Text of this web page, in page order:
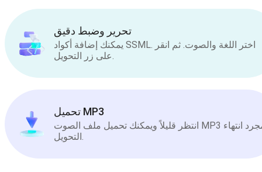
تحرير وضبط دقيق
يمكنك إضافة أكواد SSML. اختر اللغة والصوت. ثم انقر
على زر التحويل.
تحميل MP3
انتظر قليلاً ويمكنك تحميل ملف الصوت MP3 بمجرد انتهاء
التحويل.